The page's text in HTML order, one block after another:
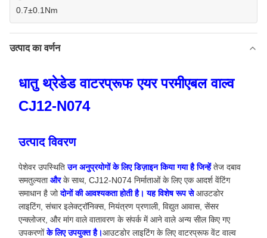
0.7±0.1Nm
उत्पाद का वर्णन
धातु थ्रेडेड वाटरप्रूफ एयर परमीएबल वाल्व
CJ12-N074
उत्पाद विवरण
पेशेवर उपस्थितिउन अनुप्रयोगों के लिए डिज़ाइन किया गया है जिन्हेंतेज दबाव
समतुल्यताऔरके साथ, CJ12-N074 निर्माताओं के लिए एक आदर्श वेंटिंग
समाधान है जोदोनों की आवश्यकता होती है। यह विशेष रूप सेआउटडोर
लाइटिंग, संचार इलेक्ट्रॉनिक्स, नियंत्रण प्रणाली, विद्युत आवास, सेंसर
एन्क्लोजर, और मांग वाले वातावरण के संपर्क में आने वाले अन्य सील किए गए
उपकरणोंके लिए उपयुक्त है।आउटडोर लाइटिंग के लिए वाटरप्रूफ वेंट वाल्व